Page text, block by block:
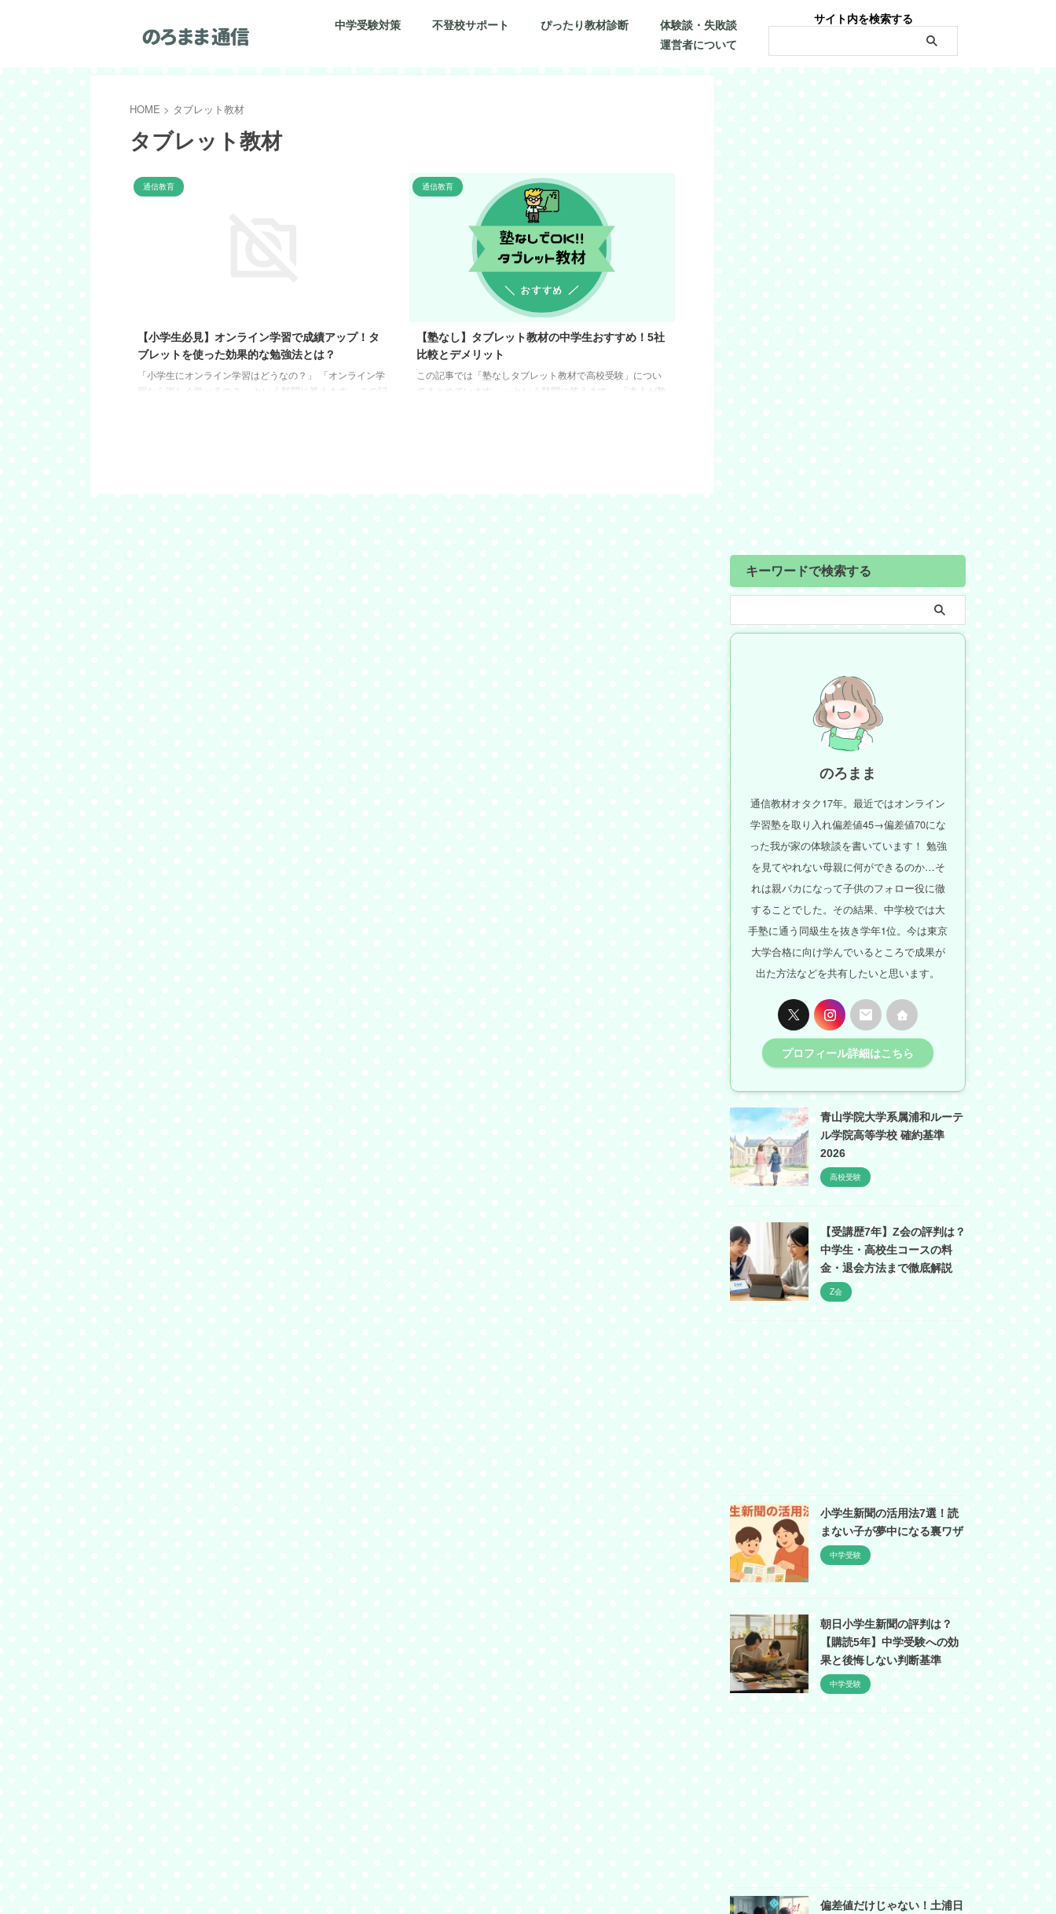
中学受験対策 不登校サポート ぴったり教材診断
体験談・失敗談
運営者について
サイト内を検索する
HOME > タブレット教材
タブレット教材
通信教育
【小学生必見】オンライン学習で成績アップ！タ
ブレットを使った効果的な勉強法とは？
「小学生にオンライン学習はどうなの？」 「オンライン学
習なら楽しく学べるの？」 という疑問に答えます。 この記
通信教育
【塾なし】タブレット教材の中学生おすすめ！5社
比較とデメリット
この記事では「塾なしタブレット教材で高校受験」につい
てまとめています。 っという疑問に答えます。 「本人が塾
キーワードで検索する
のろまま
通信教材オタク17年。最近ではオンライン
学習塾を取り入れ偏差値45→偏差値70にな
った我が家の体験談を書いています！ 勉強
を見てやれない母親に何ができるのか…そ
れは親バカになって子供のフォロー役に徹
することでした。その結果、中学校では大
手塾に通う同級生を抜き学年1位。今は東京
大学合格に向け学んでいるところで成果が
出た方法などを共有したいと思います。
プロフィール詳細はこちら
青山学院大学系属浦和ルーテ
ル学院高等学校 確約基準
2026
高校受験
【受講歴7年】Z会の評判は？
中学生・高校生コースの料
金・退会方法まで徹底解説
Z会
小学生新聞の活用法7選！読
まない子が夢中になる裏ワザ
中学受験
朝日小学生新聞の評判は？
【購読5年】中学受験への効
果と後悔しない判断基準
中学受験
偏差値だけじゃない！土浦日